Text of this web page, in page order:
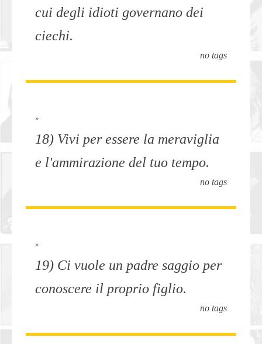
cui degli idioti governano dei
ciechi.
no tags
»
18) Vivi per essere la meraviglia
e l'ammirazione del tuo tempo.
no tags
»
19) Ci vuole un padre saggio per
conoscere il proprio figlio.
no tags